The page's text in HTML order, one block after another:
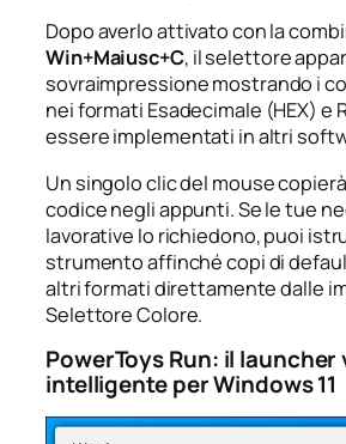
Dopo averlo attivato con la
Win+Maiusc+C, il selettore
sovraimpressione mostrando i
nei formati Esadecimale (HEX) e
essere implementati in altri
Un singolo clic del mouse
codice negli appunti. Se le tue
lavorative lo richiedono, puoi
strumento affinché copi di
altri formati direttamente dalle
Selettore Colore.
PowerToys Run: il launcher
intelligente per Windows 11